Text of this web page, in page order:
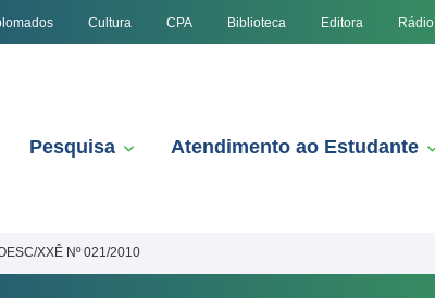
Cultura CPA Biblioteca Editora Rádio
Pesquisa Atendimento ao Estudante
XXÊ Nº 021/2010